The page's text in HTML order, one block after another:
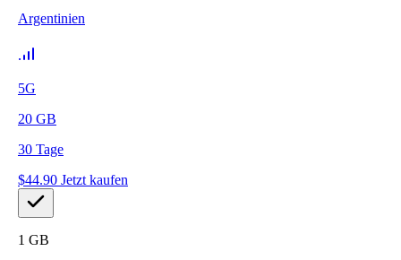
Argentinien
5G
20 GB
30 Tage
$44.90 Jetzt kaufen
1 GB